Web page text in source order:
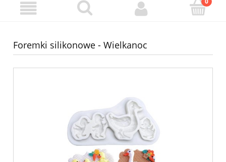
Foremki silikonowe - Wielkanoc